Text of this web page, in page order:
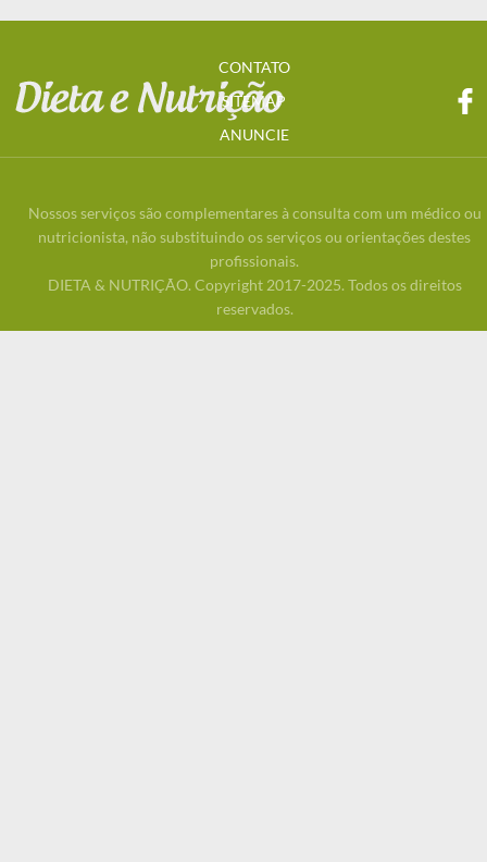
CONTATO
SITEMAP
ANUNCIE
Nossos serviços são complementares à consulta com um médico ou
nutricionista, não substituindo os serviços ou orientações destes
profissionais.
DIETA & NUTRIÇÃO. Copyright 2017-2025. Todos os direitos
reservados.